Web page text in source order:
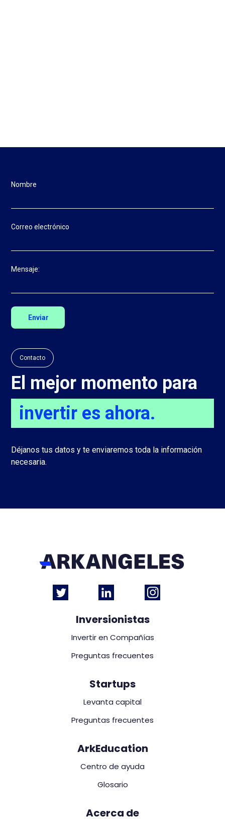
Contacto
El mejor momento para
invertir es ahora.
Déjanos tus datos y te enviaremos toda la información
necesaria.
Nombre
Correo electrónico
Mensaje:
Inversionistas
Invertir en Compañías
Preguntas frecuentes
Startups
Levanta capital
Preguntas frecuentes
ArkEducation
Centro de ayuda
Glosario
Acerca de